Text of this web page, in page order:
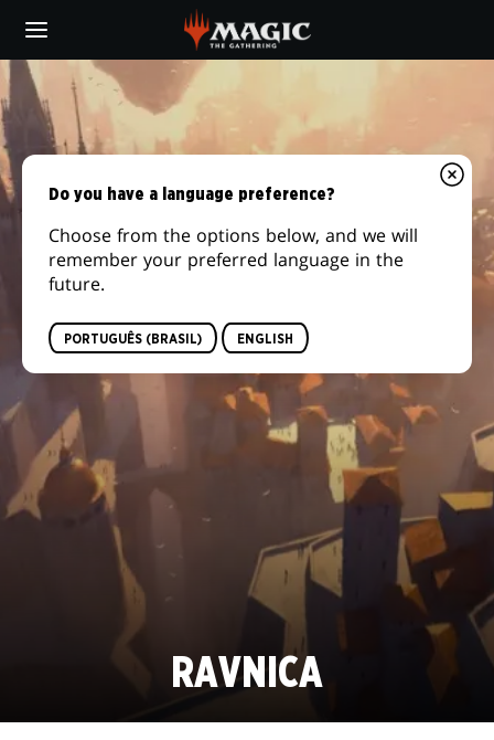
main
content
RAVNICA
Do you have a language preference?
Choose from the options below, and we will
remember your preferred language in the
future.
PORTUGUÊS (BRASIL) ENGLISH